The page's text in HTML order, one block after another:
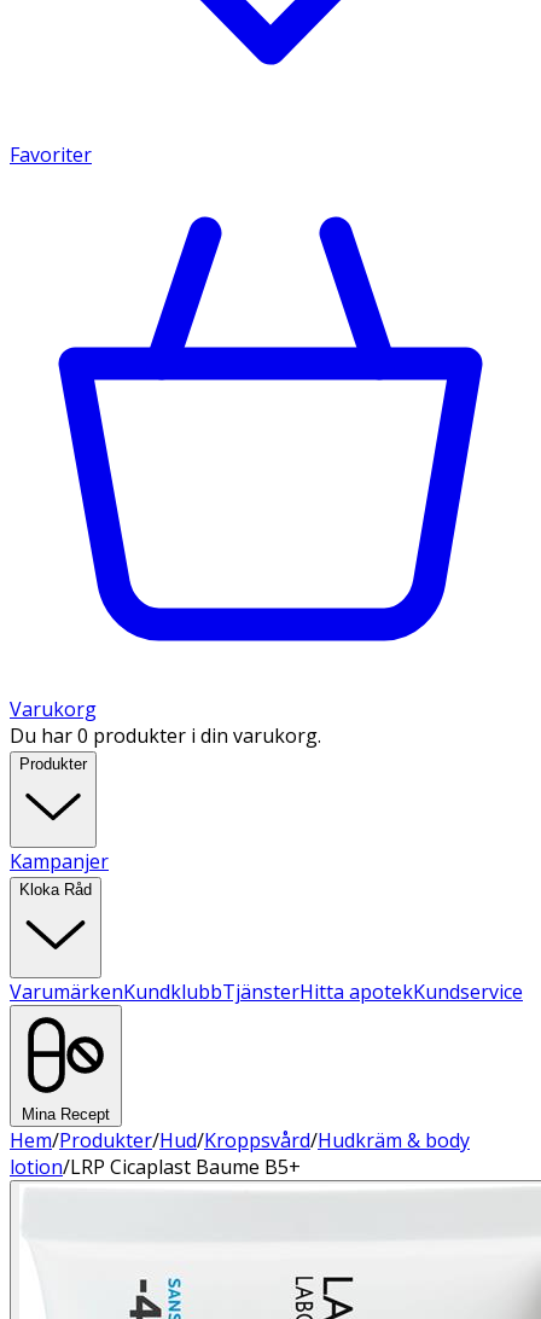
Favoriter
Varukorg
Du har 0 produkter i din varukorg.
Produkter
Kampanjer
Kloka Råd
VarumärkenKundklubbTjänsterHitta apotekKundservice
Mina Recept
Hem/Produkter/Hud/Kroppsvård/Hudkräm & body
lotion/LRP Cicaplast Baume B5+